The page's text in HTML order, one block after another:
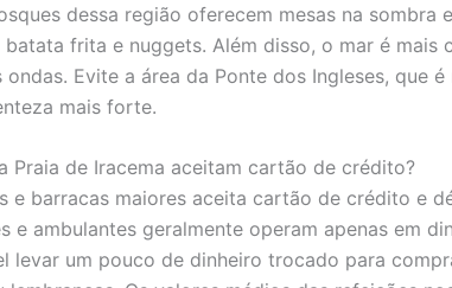
dessa região oferecem mesas na sombra e
frita e nuggets. Além disso, o mar é mais
Evite a área da Ponte dos Ingleses, que é
mais forte.
Praia de Iracema aceitam cartão de crédito?
e barracas maiores aceita cartão de crédito e
e ambulantes geralmente operam apenas em
levar um pouco de dinheiro trocado para